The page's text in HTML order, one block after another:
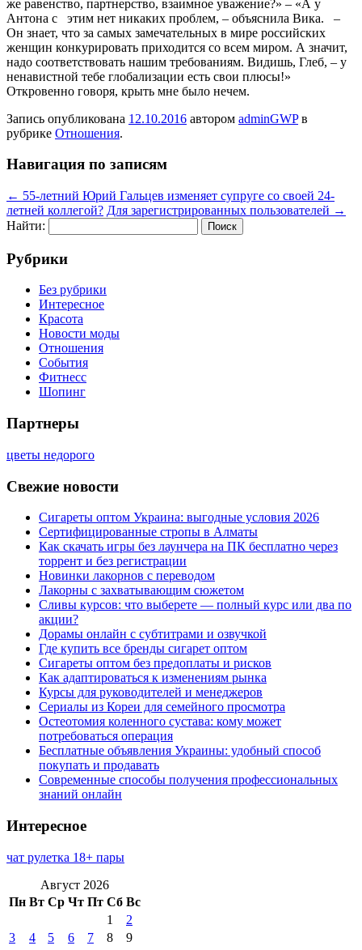
же равенство, партнерство, взаимное уважение?» – «А у
Антона с этим нет никаких проблем, – объяснила Вика. –
Он знает, что за самых замечательных в мире российских
женщин конкурировать приходится со всем миром. А значит,
надо соответствовать нашим требованиям. Видишь, Глеб, – у
ненавистной тебе глобализации есть свои плюсы!»
Откровенно говоря, крыть мне было нечем.
Запись опубликована 12.10.2016 автором adminGWPв
рубрике Отношения.
Навигация по записям
← 55-летний Юрий Гальцев изменяет супруге со своей 24-
летней коллегой? Для зарегистрированных пользователей →
Найти:
Рубрики
Без рубрики
Интересное
Красота
Новости моды
Отношения
События
Фитнесс
Шопинг
Партнеры
цветы недорого
Свежие новости
Сигареты оптом Украина: выгодные условия 2026
Сертифицированные стропы в Алматы
Как скачать игры без лаунчера на ПК бесплатно через
торрент и без регистрации
Новинки лакорнов с переводом
Лакорны с захватывающим сюжетом
Сливы курсов: что выберете — полный курс или два по
акции?
Дорамы онлайн с субтитрами и озвучкой
Где купить все бренды сигарет оптом
Сигареты оптом без предоплаты и рисков
Как адаптироваться к изменениям рынка
Курсы для руководителей и менеджеров
Сериалы из Кореи для семейного просмотра
Остеотомия коленного сустава: кому может
потребоваться операция
Бесплатные объявления Украины: удобный способ
покупать и продавать
Современные способы получения профессиональных
знаний онлайн
Интересное
чат рулетка 18+ пары
Август 2026
Пн Вт Ср Чт Пт Сб Вс
1
2
3
4 5 6 7 8
9